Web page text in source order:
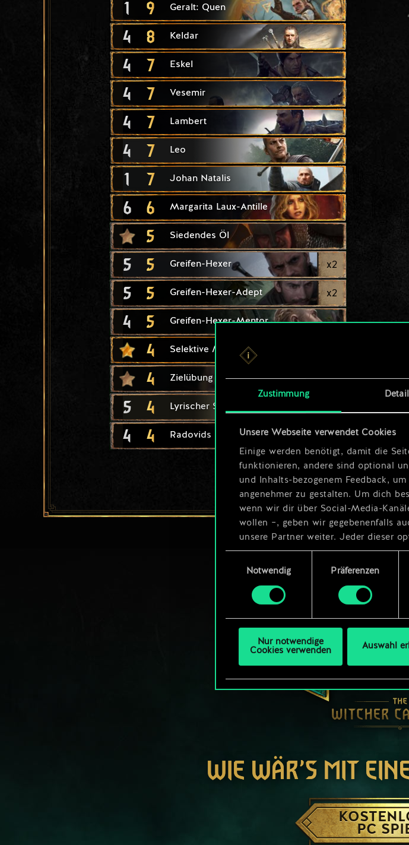
Zustimmung
Unsere Webseite verwendet Cookies
Einige werden benötigt, damit die
funktionieren, andere sind optional
und Inhalts-bezogenem Feedback,
angenehmer zu gestalten. Um dich
wenn wir dir über Social-Media-
wollen –, geben wir gegebenenfalls
unsere Partner weiter. Jeder dieser
allerdings deine Zustimmung.
„Einstellungen“, wo du, falls
Notwendig
Präferenzen
Nur notwendige
Cookies verwenden
Auswahl
1 9 Geralt: Quen
4 8 Keldar
4 7 Eskel
4 7 Vesemir
4 7 Lambert
4 7 Leo
1 7 Johan Natalis
6 6 Margarita Laux-Antille
5 Siedendes Öl
5 5 Greifen-Hexer x2
5 5 Greifen-Hexer-Adept x2
4 5 Greifen-Hexer-Mentor
4 Selektive Mutation
4 Zielübung x2
5 4 Lyrischer Sensenkämpe
4 4 Radovids Königswache x2
WIE WÄR’S MIT
PC